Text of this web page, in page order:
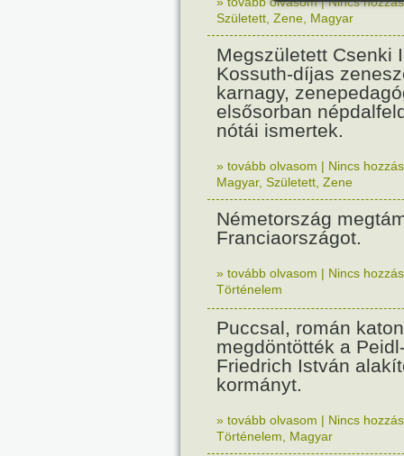
Született Zene Magyar
Megszületett Csenki
Kossuth-díjas
karnagy,
elsősorban
nótái ismertek.
» tovább olvasom | Nincs
Magyar, Született Zene
Németország
Franciaországot.
» tovább olvasom | Nincs
Történelem
Puccsal, román
megdöntötték a
Friedrich István
kormányt.
» tovább olvasom | Nincs
Történelem
Magyar